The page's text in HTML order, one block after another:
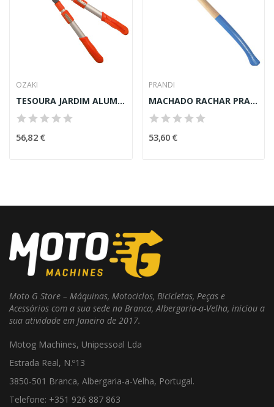
OZAKI
TESOURA JARDIM ALUMINIO C/ BRAÇOS TELESCOPICOS
56,82 €
PRANDI
MACHADO RACHAR PRANDI 2000gr (CABO 80cm)
53,60 €
Moto G Store – Máquinas, Motociclos, Bicicletas, Peças e
Acessórios com a sua sede na Branca, Albergaria-a-Velha, iniciou a
sua atividade em Janeiro de 2017.
Motog Machines, Unipessoal Lda
Estrada Real, N.º13
3850-501 Branca, Albergaria-a-Velha, Portugal.
Telefone: +351 926 887 863